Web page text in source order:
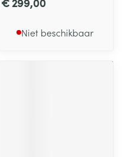
Niet beschikbaar